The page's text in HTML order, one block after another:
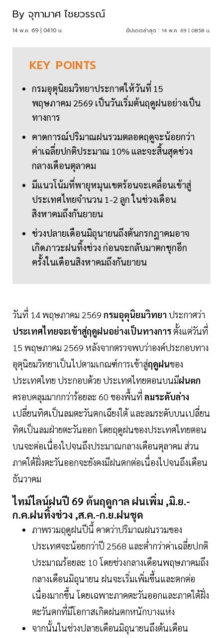
By จุฑามาศ ไชยวรรณ์
14 พ.ค. 69 | 04:10 น. อัปเดตล่าสุด : 14 พ.ค. 69 | 08:58 น.
KEY POINTS
กรมอุตุนิยมวิทยาประกาศให้วันที่ 15
พฤษภาคม 2569 เป็นวันเริ่มต้นฤดูฝนอย่างเป็น
ทางการ
คาดการณ์ปริมาณฝนรวมตลอดฤดูจะน้อยกว่า
ค่าเฉลี่ยปกติประมาณ 10% และจะสิ้นสุดช่วง
กลางเดือนตุลาคม
มีแนวโน้มที่พายุหมุนเขตร้อนจะเคลื่อนเข้าสู่
ประเทศไทยจำนวน 1-2 ลูก ในช่วงเดือน
สิงหาคมถึงกันยายน
ช่วงปลายเดือนมิถุนายนถึงต้นกรกฎาคมอาจ
เกิดภาวะฝนทิ้งช่วง ก่อนจะกลับมาตกชุกอีก
ครั้งในเดือนสิงหาคมถึงกันยายน
วันที่ 14 พฤษภาคม 2569 กรมอุตุนิยมวิทยา ประกาศว่า
ประเทศไทยจะเข้าสู่ฤดูฝนอย่างเป็นทางการตั้งแต่วันที่
15 พฤษภาคม 2569 หลังจากตรวจพบว่าองค์ประกอบทาง
อุตุนิยมวิทยาเป็นไปตามเกณฑ์การเข้าสู่ฤดูฝนของ
ประเทศไทย ประกอบด้วย ประเทศไทยตอนบนมีฝนตก
ครอบคลุมมากกว่าร้อยละ 60 ของพื้นที่ ลมระดับล่าง
เปลี่ยนทิศเป็นลมตะวันตกเฉียงใต้ และลมระดับบนเปลี่ยน
ทิศเป็นลมฝ่ายตะวันออก โดยฤดูฝนของประเทศไทยตอน
บนจะต่อเนื่องไปจนถึงประมาณกลางเดือนตุลาคม ส่วน
ภาคใต้ฝั่งตะวันออกจะยังคงมีฝนตกต่อเนื่องไปจนถึงเดือน
ธันวาคม
ไทม์ไลน์ฝนปี 69 ต้นฤดูกาล ฝนเพิ่ม ,มิ.ย.-
ก.ค.ฝนทิ้งช่วง ,ส.ค.-ก.ย.ฝนชุด
ภาพรวมฤดูฝนปีนี้ คาดว่าปริมาณฝนรวมของ
ประเทศจะน้อยกว่าปี 2568 และต่ำกว่าค่าเฉลี่ยปกติ
ประมาณร้อยละ 10 โดยช่วงกลางเดือนพฤษภาคมถึง
กลางเดือนมิถุนายน ฝนจะเริ่มเพิ่มขึ้นและตกต่อ
เนื่องมากขึ้น โดยเฉพาะภาคตะวันออกและภาคใต้ฝั่ง
ตะวันตกที่มีโอกาสเกิดฝนตกหนักบางแห่ง
จากนั้นในช่วงปลายเดือนมิถุนายนถึงต้นเดือน